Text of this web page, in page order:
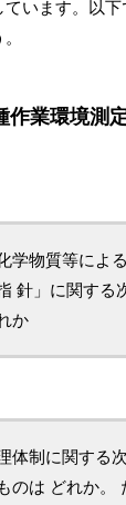
います。以
作業環境測
学物質等によ
針」に関する
か
体制に関する
のは どれか。